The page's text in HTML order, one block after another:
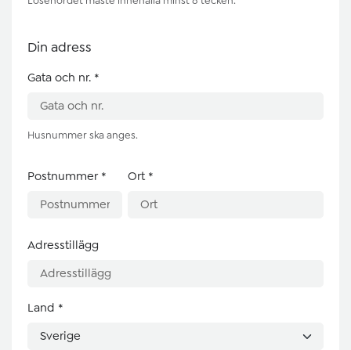
Din adress
Gata och nr. *
Husnummer ska anges.
Postnummer * Ort *
Adresstillägg
Land *